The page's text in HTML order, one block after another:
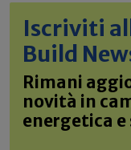
Iscriviti
Build
Rimani
novità in
energetica